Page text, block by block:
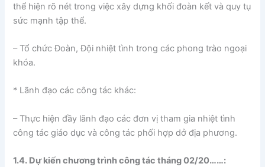
thể hiện rõ nét trong việc xây dựng khối đoàn kết và quy tụ
sức mạnh tập thể.
– Tổ chức Đoàn, Đội nhiệt tình trong các phong trào ngoại
khóa.
* Lãnh đạo các công tác khác:
– Thực hiện đầy lãnh đạo các đơn vị tham gia nhiệt tình
công tác giáo dục và công tác phối hợp dở địa phương.
1.4. Dự kiến chương trình công tác tháng 02/20……: